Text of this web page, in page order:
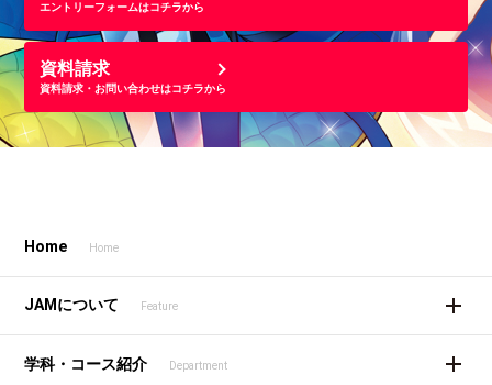
エントリーフォームはコチラから
資料請求
資料請求・お問い合わせはコチラから
Home Home
JAMについて Feature
学科・コース紹介 Department